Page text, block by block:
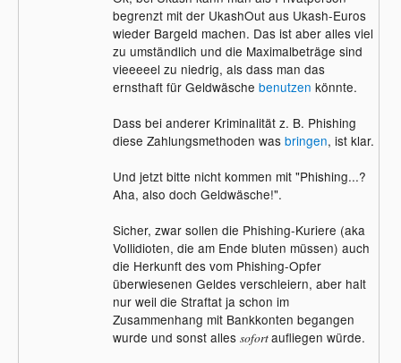
begrenzt mit der UkashOut aus Ukash-Euros
wieder Bargeld machen. Das ist aber alles viel
zu umständlich und die Maximalbeträge sind
vieeeeel zu niedrig, als dass man das
ernsthaft für Geldwäsche benutzen könnte.
Dass bei anderer Kriminalität z. B. Phishing
diese Zahlungsmethoden was bringen, ist klar.
Und jetzt bitte nicht kommen mit "Phishing...?
Aha, also doch Geldwäsche!".
Sicher, zwar sollen die Phishing-Kuriere (aka
Vollidioten, die am Ende bluten müssen) auch
die Herkunft des vom Phishing-Opfer
überwiesenen Geldes verschleiern, aber halt
nur weil die Straftat ja schon im
Zusammenhang mit Bankkonten begangen
wurde und sonst alles sofortaufliegen würde.